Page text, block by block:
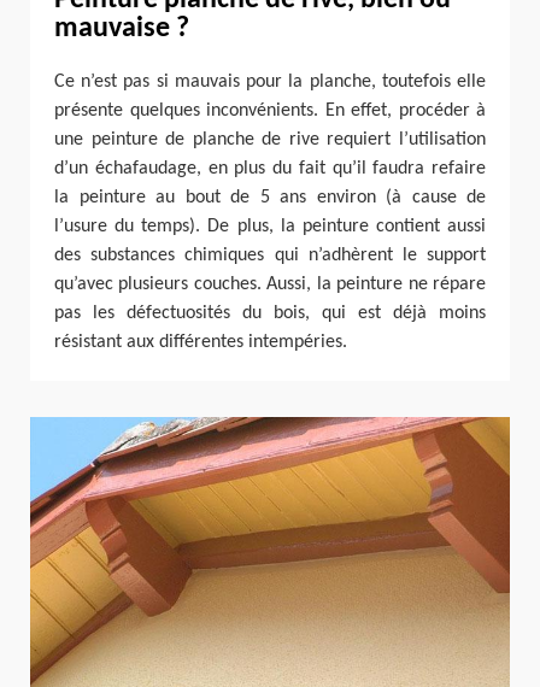
mauvaise ?
Ce n’est pas si mauvais pour la planche, toutefois elle
présente quelques inconvénients. En effet, procéder à
une peinture de planche de rive requiert l’utilisation
d’un échafaudage, en plus du fait qu’il faudra refaire
la peinture au bout de 5 ans environ (à cause de
l’usure du temps). De plus, la peinture contient aussi
des substances chimiques qui n’adhèrent le support
qu’avec plusieurs couches. Aussi, la peinture ne répare
pas les défectuosités du bois, qui est déjà moins
résistant aux différentes intempéries.